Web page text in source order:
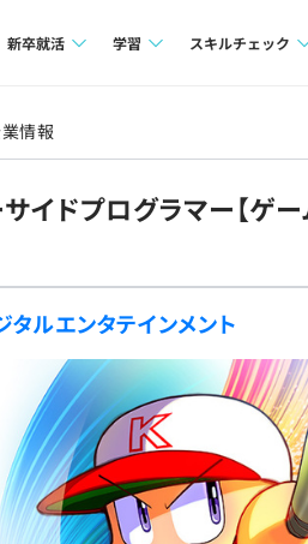
新卒就活
本選考
イベント・セミナー
インタビュー
就活成功ガイド
学習
4択課題
リファレンス
プラン
個人向けプラン
法人向けプラン
学校向けプラン
スキルチェック
評価結果一覧
情報
イドプログラマー【ゲ
ルエンタテインメント